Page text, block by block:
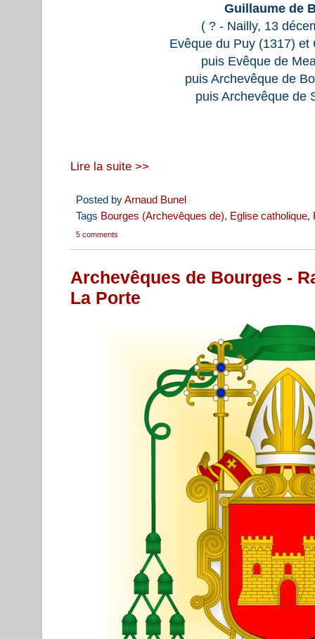
Guillaume de
( ? - Nailly, 13
Evêque du Puy (1317) et
puis Evêque de
puis Archevêque de
puis Archevêque de
Lire la suite >>
Posted byArnaud Bunel
Tags Bourges (Archevêques de), Eglise catholique,
5 comments
Archevêques de Bourges -
La Porte